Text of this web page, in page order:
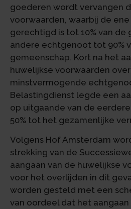
goederen wordt vervangen
voorwaarden, waarbij de
gerechtigd is tot 10% van de
andere echtgenoot tot 90%
gemeenschap. Kort na het
huwelijkse voorwaarden
minstvermogende
Belastingdienst legde een
op uitgaande van de
50% tot het gezamenlijke
Volgens Hof Amsterdam
strekking van de
aangaan van de huwelijkse
voor het overlijden in dit
worden gesteld met een
van oordeel dat het